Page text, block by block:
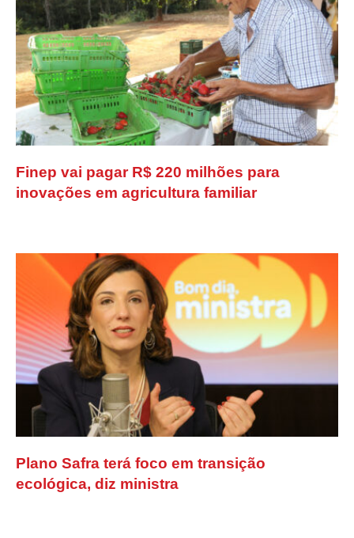
Finep vai pagar R$ 220 milhões para
inovações em agricultura familiar
Plano Safra terá foco em transição
ecológica, diz ministra